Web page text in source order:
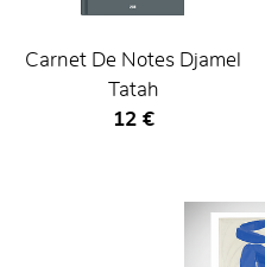
Carnet De Notes Djamel
Tatah
Prix ​​actuel
12 €